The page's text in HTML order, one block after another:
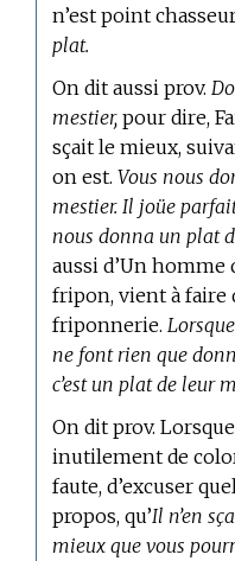
n’est point
plat.
On dit aussi prov.
mestier, pour dire,
sçait le mieux,
on est.Vous nous
mestier. Il joüe
nous donna un plat
aussi d’Un
fripon, vient à faire
friponnerie.
ne font rien que
c’est un plat de leur
On dit prov.
inutilement de
faute, d’excuser
propos, qu’Il n’en
mieux que vous